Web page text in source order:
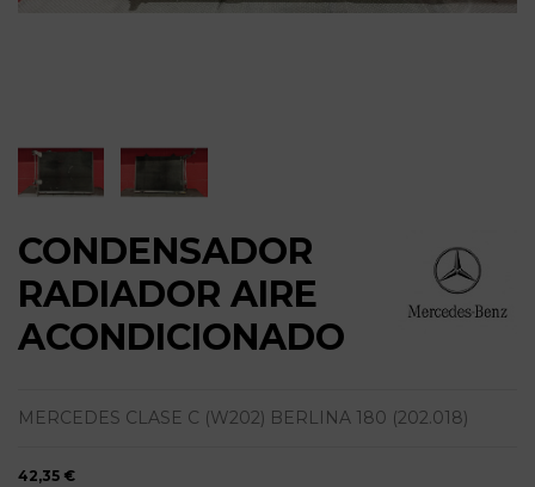
CONDENSADOR
RADIADOR AIRE
ACONDICIONADO
MERCEDES CLASE C (W202) BERLINA 180 (202.018)
42,35 €